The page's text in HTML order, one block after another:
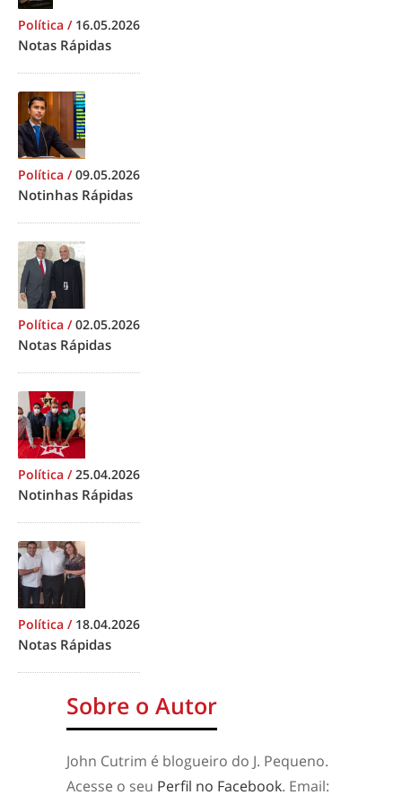
Política / 16.05.2026
Notas Rápidas
Política /09.05.2026
Notinhas Rápidas
Política /02.05.2026
Notas Rápidas
Política /25.04.2026
Notinhas Rápidas
Política / 18.04.2026
Notas Rápidas
Sobre o Autor
John Cutrim é blogueiro do J. Pequeno.
Acesse o seu Perfil no Facebook. Email: